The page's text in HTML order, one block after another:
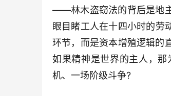
——林木盗窃法的背后是地
眼目睹工人在十四小时的
环节，而是资本增殖逻辑的
如果精神是世界的主人，
机、一场阶级斗争?